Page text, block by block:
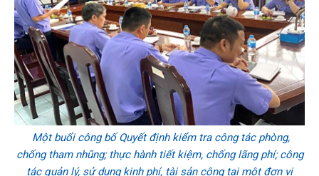
Một buổi công bố Quyết định kiểm tra công tác phòng,
chống tham nhũng; thực hành tiết kiệm, chống lãng phí; công
tác quản lý, sử dụng kinh phí, tài sản công tại một đơn vị